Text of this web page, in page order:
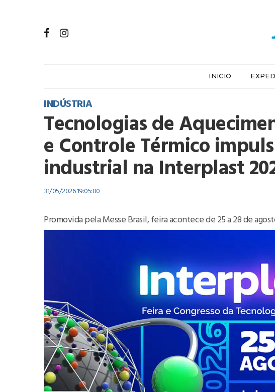
INICIO
INDÚSTRIA
Tecnologias de
e Controle Térmico
industrial na Interplast
31/05/2026 19:05:00
Promovida pela Messe Brasil, feira acontece de 25 a 28 de